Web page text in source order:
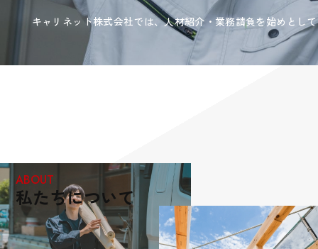
キャリネット株式会社では、人材紹介・業務請負を始めとし
ABOUT
私たちについて